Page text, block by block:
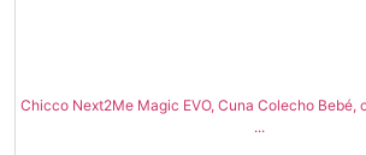
Chicco Next2Me Magic EVO, Cuna Colecho Bebé,
...